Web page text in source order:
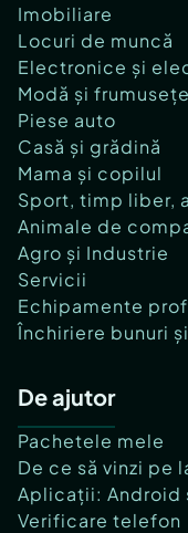
Imobiliare
Locuri de muncă
Electronice și
Modă și frumusețe
Piese auto
Casă și grădină
Mama și copilul
Sport, timp liber,
Animale de
Agro și Industrie
Servicii
Echipamente
Închiriere bunuri
De ajutor
Pachetele mele
De ce să vinzi pe
Aplicații: Android
Verificare telefon